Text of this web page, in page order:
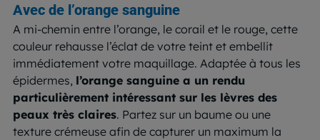
Avec de l’orange sanguine
A mi-chemin entre l’orange, le corail et le rouge, cette
couleur rehausse l’éclat de votre teint et embellit
immédiatement votre maquillage. Adaptée à tous les
épidermes, l’orange sanguine a un rendu
particulièrement intéressant sur les lèvres des
peaux très claires. Partez sur un baume ou une
texture crémeuse afin de capturer un maximum la